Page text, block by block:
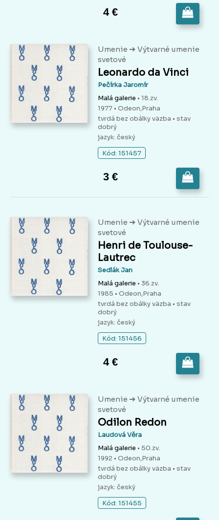
4 €
Umenie ➔ Výtvarné umenie
svetové
Leonardo da Vinci
Pečírka Jaromír
Malá galerie • 18.zv.
1977 • Odeon,Praha
tvrdá bez obálky väzba • stav
dobrý
jazyk: český
Kód: 151457
3 €
Umenie ➔ Výtvarné umenie
svetové
Henri de Toulouse-
Lautrec
Sedlák Jan
Malá galerie • 36.zv.
1985 • Odeon,Praha
tvrdá bez obálky väzba • stav
dobrý
jazyk: český
Kód: 151456
4 €
Umenie ➔ Výtvarné umenie
svetové
Odilon Redon
Laudová Věra
Malá galerie • 50.zv.
1992 • Odeon,Praha
tvrdá bez obálky väzba • stav
dobrý
jazyk: český
Kód: 151455